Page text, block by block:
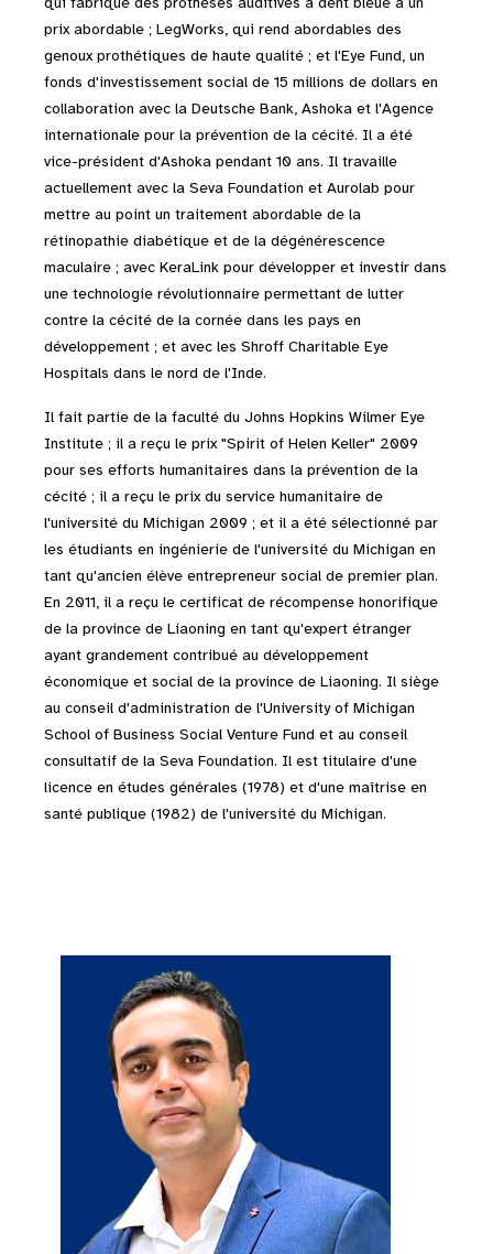
prix abordable ; LegWorks, qui rend abordables des
genoux prothétiques de haute qualité ; et l'Eye Fund, un
fonds d'investissement social de 15 millions de dollars en
collaboration avec la Deutsche Bank, Ashoka et l'Agence
internationale pour la prévention de la cécité. Il a été
vice-président d'Ashoka pendant 10 ans. Il travaille
actuellement avec la Seva Foundation et Aurolab pour
mettre au point un traitement abordable de la
rétinopathie diabétique et de la dégénérescence
maculaire ; avec KeraLink pour développer et investir dans
une technologie révolutionnaire permettant de lutter
contre la cécité de la cornée dans les pays en
développement ; et avec les Shroff Charitable Eye
Hospitals dans le nord de l'Inde.
Il fait partie de la faculté du Johns Hopkins Wilmer Eye
Institute ; il a reçu le prix "Spirit of Helen Keller" 2009
pour ses efforts humanitaires dans la prévention de la
cécité ; il a reçu le prix du service humanitaire de
l'université du Michigan 2009 ; et il a été sélectionné par
les étudiants en ingénierie de l'université du Michigan en
tant qu'ancien élève entrepreneur social de premier plan.
En 2011, il a reçu le certificat de récompense honorifique
de la province de Liaoning en tant qu'expert étranger
ayant grandement contribué au développement
économique et social de la province de Liaoning. Il siège
au conseil d'administration de l'University of Michigan
School of Business Social Venture Fund et au conseil
consultatif de la Seva Foundation. Il est titulaire d'une
licence en études générales (1978) et d'une maîtrise en
santé publique (1982) de l'université du Michigan.